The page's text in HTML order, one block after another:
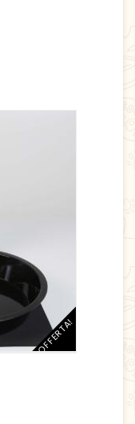
IN OFFERTA!